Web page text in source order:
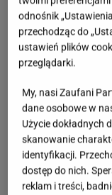
odnośnik
przechodząc do
ustawień plików
przeglądarki.
My, nasi Zaufani
dane osobowe w
Użycie dokładnych
skanowanie
identyfikacji.
dostęp do nich.
reklam i treści,